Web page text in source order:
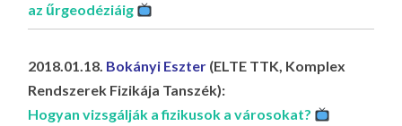
az űrgeodéziáig
2018.01.18. Bokányi Eszter (ELTE TTK, Komplex
Rendszerek Fizikája Tanszék):
Hogyan vizsgálják a fizikusok a városokat?